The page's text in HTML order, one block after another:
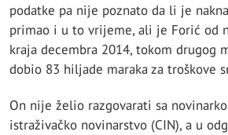
podatke pa nije poznato da li je
primao i u to vrijeme, ali je Forić od
kraja decembra 2014, tokom drugog
dobio 83 hiljade maraka za troškove
On nije želio razgovarati sa
istraživačko novinarstvo (CIN), a u